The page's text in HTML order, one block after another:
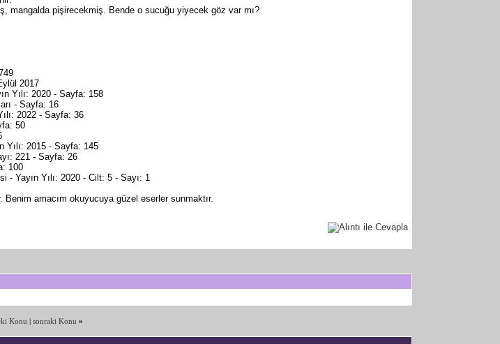
mangalda pişirecekmiş. Bende o sucuğu yiyecek göz var mı?
2017
Yılı: 2020 - Sayfa: 158
- Sayfa: 16
2022 - Sayfa: 36
50
Yılı: 2015 - Sayfa: 145
221 - Sayfa: 26
100
- Yayın Yılı: 2020 - Cilt: 5 - Sayı: 1
amacım okuyucuya güzel eserler sunmaktır.
Konu |sonraki Konu »